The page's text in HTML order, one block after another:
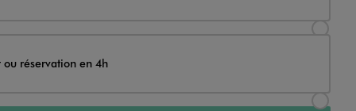
ou réservation en 4h